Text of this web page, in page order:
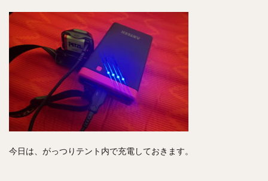
今日は、がっつりテント内で充電しておきます。